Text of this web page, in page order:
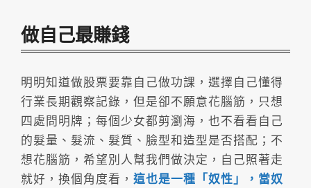
做自己最賺錢
明明知道做股票要靠自己做功課，選擇自己懂得
行業長期觀察記錄，但是卻不願意花腦筋，只想
四處問明牌；每個少女都剪瀏海，也不看看自己
的髮量、髮流、髮質、臉型和造型是否搭配；不
想花腦筋，希望別人幫我們做決定，自己照著走
就好，換個角度看， 這也是一種「奴性」，當奴